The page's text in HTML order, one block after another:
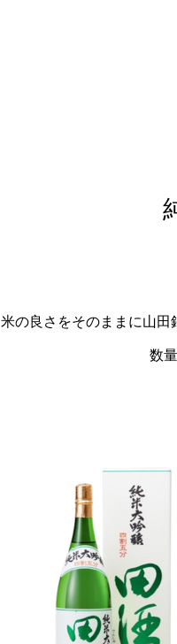
米の良さをそのままに山田
数